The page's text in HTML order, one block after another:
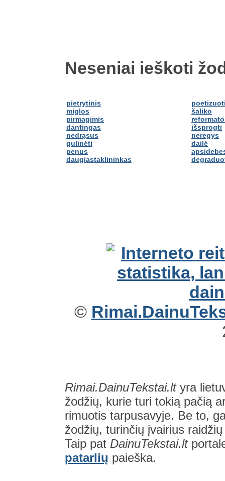
Neseniai ieškoti
pietrytinis
miglos
pirmagimis
dantingas
nedrąsus
gulinėti
penus
daugiastaklininkas
šaliko
išsprogti
neregys
dailė
©
Rimai.DainuTekstai.ltyra
žodžių, kurie turi tokią pačią
rimuotis tarpusavyje. Be to,
žodžių, turinčių įvairius
Taip pat DainuTekstai.lt
patarlių paieška.